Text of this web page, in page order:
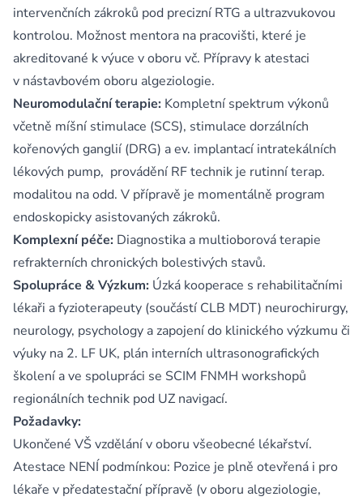
intervenčních zákroků pod precizní RTG a ultrazvukovou
kontrolou. Možnost mentora na pracovišti, které je
akreditované k výuce v oboru vč. Přípravy k atestaci
v nástavbovém oboru algeziologie.
Neuromodulační terapie: Kompletní spektrum výkonů
včetně míšní stimulace (SCS), stimulace dorzálních
kořenových ganglií (DRG) a ev. implantací intratekálních
lékových pump, provádění RF technik je rutinní terap.
modalitou na odd. V přípravě je momentálně program
endoskopicky asistovaných zákroků.
Komplexní péče: Diagnostika a multioborová terapie
refrakterních chronických bolestivých stavů.
Spolupráce & Výzkum: Úzká kooperace s rehabilitačními
lékaři a fyzioterapeuty (součástí CLB MDT) neurochirurgy,
neurology, psychology a zapojení do klinického výzkumu či
výuky na 2. LF UK, plán interních ultrasonografických
školení a ve spolupráci se SCIM FNMH workshopů
regionálních technik pod UZ navigací.
Požadavky:
Ukončené VŠ vzdělání v oboru všeobecné lékařství.
Atestace NENÍ podmínkou: Pozice je plně otevřená i pro
lékaře v předatestační přípravě (v oboru algeziologie,